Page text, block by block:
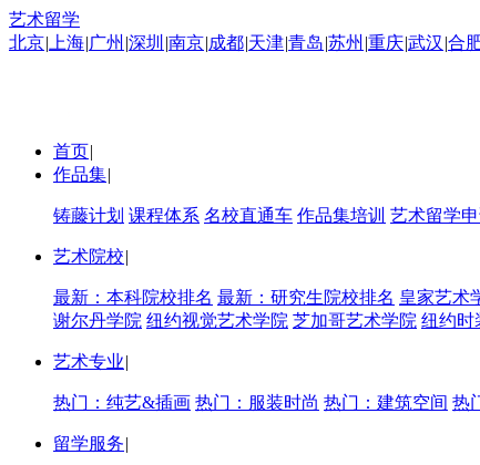
艺术留学
北京| 上海|广州 |深圳 |南京|成都|天津|青岛|苏州 |重庆|武汉 |合
首页|
作品集|
铸藤计划 课程体系 名校直通车 作品集培训 艺术留学
艺术院校|
最新：本科院校排名 最新：研究生院校排名 皇家艺术
谢尔丹学院 纽约视觉艺术学院 芝加哥艺术学院 纽约时
艺术专业|
热门：纯艺&插画 热门：服装时尚 热门：建筑空间 热
留学服务|